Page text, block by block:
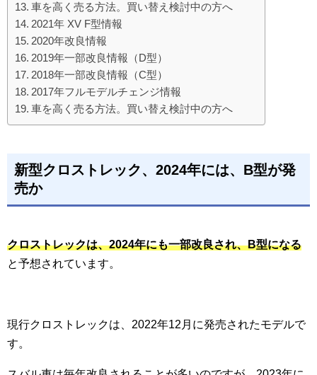
車を高く売る方法。買い替え検討中の方へ
2021年 XV F型情報
2020年改良情報
2019年一部改良情報（D型）
2018年一部改良情報（C型）
2017年フルモデルチェンジ情報
車を高く売る方法。買い替え検討中の方へ
新型クロストレック、2024年には、B型が発
売か
クロストレックは、2024年にも一部改良され、B型になる
と予想されています。
現行クロストレックは、2022年12月に発売されたモデルで
す。